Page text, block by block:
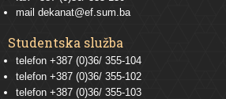
mail dekanat@ef.sum.ba
Studentska služba
telefon +387 (0)36/ 355-104
telefon +387 (0)36/ 355-102
telefon +387 (0)36/ 355-103